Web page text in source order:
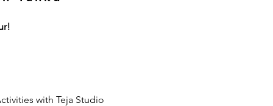
with Teja Studio